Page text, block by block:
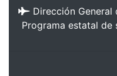
Dirección General
Programa estatal de